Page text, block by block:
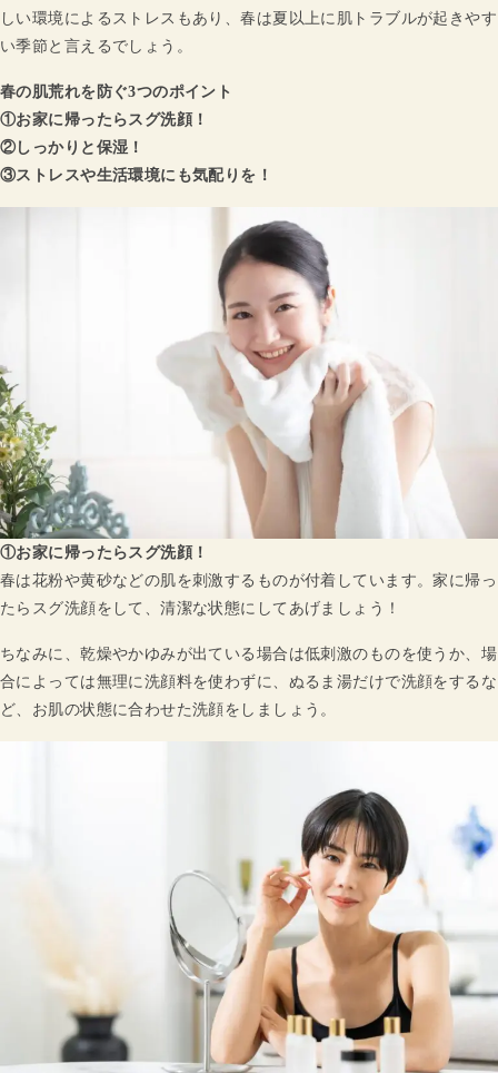
しい環境によるストレスもあり、春は夏以上に肌トラブルが起きやす
い季節と言えるでしょう。
春の肌荒れを防ぐ3つのポイント
①お家に帰ったらスグ洗顔！
②しっかりと保湿！
③ストレスや生活環境にも気配りを！
①お家に帰ったらスグ洗顔！
春は花粉や黄砂などの肌を刺激するものが付着しています。家に帰っ
たらスグ洗顔をして、清潔な状態にしてあげましょう！
ちなみに、乾燥やかゆみが出ている場合は低刺激のものを使うか、場
合によっては無理に洗顔料を使わずに、ぬるま湯だけで洗顔をするな
ど、お肌の状態に合わせた洗顔をしましょう。